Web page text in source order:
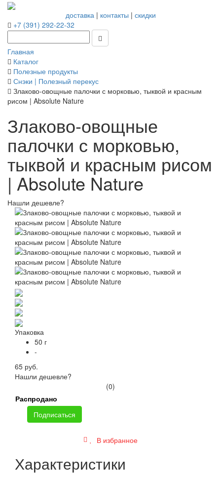
доставка| контакты | скидки
+7 (391) 292-22-32
Главная
Каталог
Полезные продукты
Снэки | Полезный перекус
Злаково-овощные палочки с морковью, тыквой и красным
рисом | Absolute Nature
Злаково-овощные
палочки с морковью,
тыквой и красным рисом
| Absolute Nature
Нашли дешевле?
Упаковка
50 г
-
65 руб.
Нашли дешевле?
(0)
Распродано
Подписаться
В избранное
Характеристики